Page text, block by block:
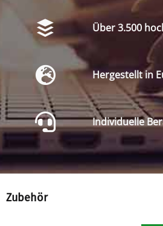
Über 3.500
Hergestellt in
Individuelle
Zubehör